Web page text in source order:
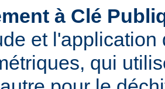
à Clé
et
qui